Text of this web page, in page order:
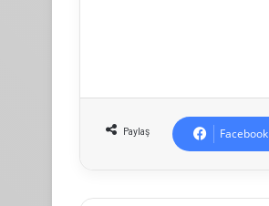
Paylaş Facebook